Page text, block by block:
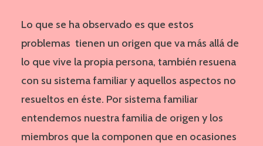
Lo que se ha observado es que estos
problemas tienen un origen que va más allá de
lo que vive la propia persona, también resuena
con su sistema familiar y aquellos aspectos no
resueltos en éste. Por sistema familiar
entendemos nuestra familia de origen y los
miembros que la componen que en ocasiones